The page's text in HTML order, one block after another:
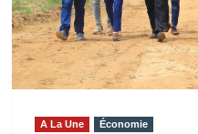
DEUX
PLATEAUX
ABRITE
GUILLAUME
A La Une Économie